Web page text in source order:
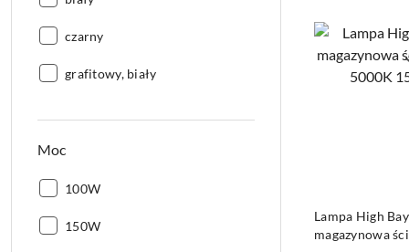
Kolor:
czarny
Kolor:
grafitowy, biały
Moc
Moc:
100W
Moc:
150W
Lampa High
magazynowa